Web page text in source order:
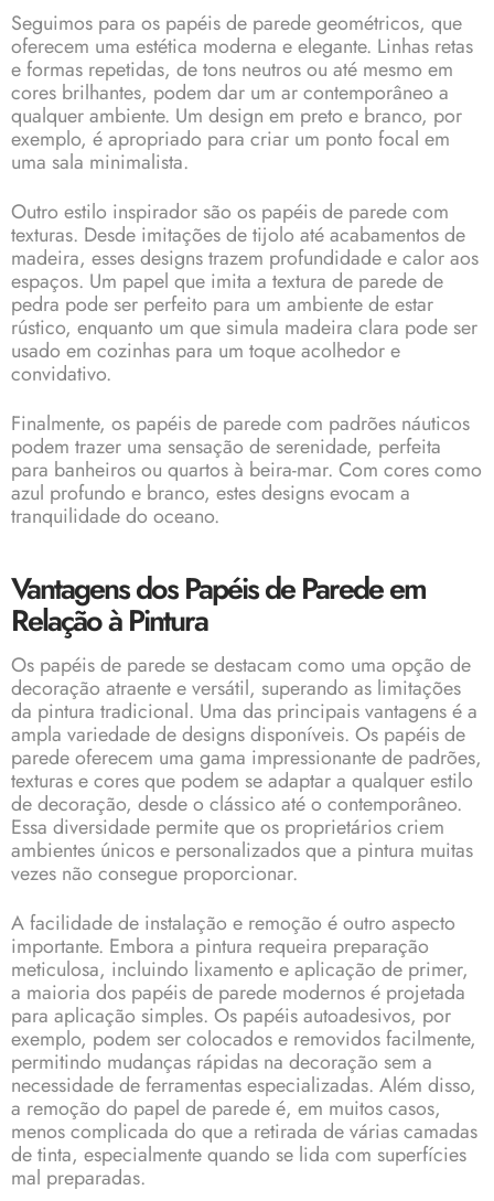
Seguimos para os papéis de parede geométricos, que
oferecem uma estética moderna e elegante. Linhas retas
e formas repetidas, de tons neutros ou até mesmo em
cores brilhantes, podem dar um ar contemporâneo a
qualquer ambiente. Um design em preto e branco, por
exemplo, é apropriado para criar um ponto focal em
uma sala minimalista.
Outro estilo inspirador são os papéis de parede com
texturas. Desde imitações de tijolo até acabamentos de
madeira, esses designs trazem profundidade e calor aos
espaços. Um papel que imita a textura de parede de
pedra pode ser perfeito para um ambiente de estar
rústico, enquanto um que simula madeira clara pode ser
usado em cozinhas para um toque acolhedor e
convidativo.
Finalmente, os papéis de parede com padrões náuticos
podem trazer uma sensação de serenidade, perfeita
para banheiros ou quartos à beira-mar. Com cores como
azul profundo e branco, estes designs evocam a
tranquilidade do oceano.
Vantagens dos Papéis de Parede em
Relação à Pintura
Os papéis de parede se destacam como uma opção de
decoração atraente e versátil, superando as limitações
da pintura tradicional. Uma das principais vantagens é a
ampla variedade de designs disponíveis. Os papéis de
parede oferecem uma gama impressionante de padrões,
texturas e cores que podem se adaptar a qualquer estilo
de decoração, desde o clássico até o contemporâneo.
Essa diversidade permite que os proprietários criem
ambientes únicos e personalizados que a pintura muitas
vezes não consegue proporcionar.
A facilidade de instalação e remoção é outro aspecto
importante. Embora a pintura requeira preparação
meticulosa, incluindo lixamento e aplicação de primer,
a maioria dos papéis de parede modernos é projetada
para aplicação simples. Os papéis autoadesivos, por
exemplo, podem ser colocados e removidos facilmente,
permitindo mudanças rápidas na decoração sem a
necessidade de ferramentas especializadas. Além disso,
a remoção do papel de parede é, em muitos casos,
menos complicada do que a retirada de várias camadas
de tinta, especialmente quando se lida com superfícies
mal preparadas.